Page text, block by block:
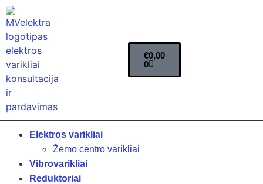
€0,00
0
Elektros varikliai
Žemo centro varikliai
Vibrovarikliai
Reduktoriai